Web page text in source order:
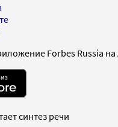
Forbes Russia
синтез речи